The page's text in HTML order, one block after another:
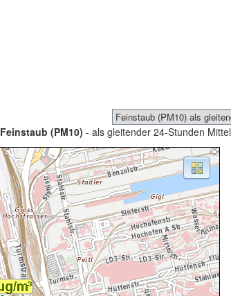
Feinstaub (PM10) - als gleitender 24-Stunden